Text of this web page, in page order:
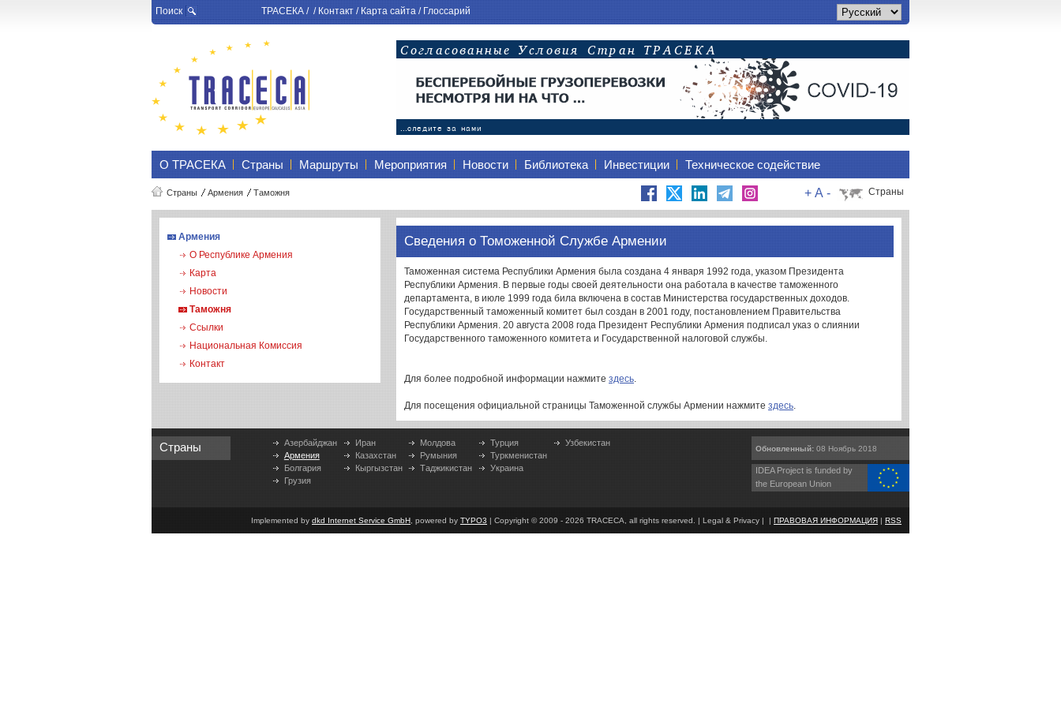
Поиск ТРАСЕКА/ /Контакт/Карта сайта/Глоссарий
О ТРАСЕКА Страны Маршруты Мероприятия Новости Библиотека Инвестиции Техническое содействие
Страны Армения Таможня Страны
+ A -
Армения
О Республике Армения
Карта
Новости
Таможня
Ссылки
Национальная Комиссия
Контакт
Сведения о Томоженной Службе Армении
Таможенная система Республики Армения была создана 4 января 1992 года, указом Президента
Республики Армения. В первые годы своей деятельности она работала в качестве таможенного
департамента, в июле 1999 года била включена в состав Министерства государственных доходов.
Государственный таможенный комитет был создан в 2001 году, постановлением Правительства
Республики Армения. 20 августа 2008 года Президент Республики Армения подписал указ о слиянии
Государственного таможенного комитета и Государственной налоговой службы.
Для более подробной информации нажмите здесь.
Для посещения официальной страницы Таможенной службы Армении нажмите здесь.
Страны
Азербайджан
Армения
Болгария
Грузия
Иран
Казахстан
Кыргызстан
Молдова
Румыния
Таджикистан
Турция
Туркменистан
Украина
Узбекистан
Обновленный: 08 Ноябрь 2018
IDEA Project is funded by
the European Union
Implemented by dkd Internet Service GmbH , powered by TYPO3 | Copyright © 2009 - 2026 TRACECA, all rights reserved. | Legal & Privacy | | ПРАВОВАЯ ИНФОРМАЦИЯ | RSS